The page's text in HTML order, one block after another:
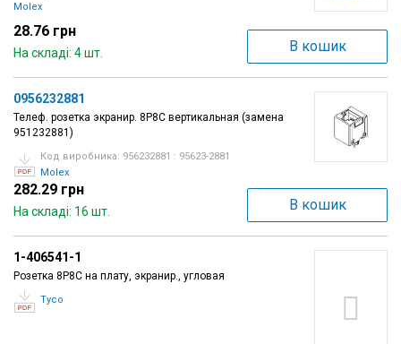
Molex
28.76 грн
На складі: 4 шт. В кошик
0956232881
Телеф. розетка экранир. 8P8C вертикальная (замена
951232881)
Код виробника: 956232881 : 95623-2881
Molex
282.29 грн
На складі: 16 шт. В кошик
1-406541-1
Розетка 8P8C на плату, экранир., угловая
Tyco